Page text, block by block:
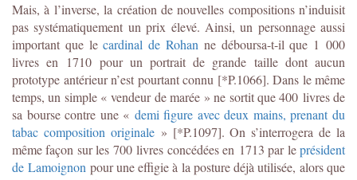
Mais, à l’inverse, la création de nouvelles compositions n’induisit
pas systématiquement un prix élevé. Ainsi, un personnage aussi
important que lecardinal de Rohan ne déboursa-t-il que 1 000
livres en 1710 pour un portrait de grande taille dont aucun
prototype antérieur n’est pourtant connu [*P.1066]. Dans le même
temps, un simple « vendeur de marée » ne sortit que 400 livres de
sa bourse contre une « demi figure avec deux mains, prenant du
tabac composition originale» [*P.1097]. On s’interrogera de la
même façon sur les 700 livres concédées en 1713 par leprésident
de Lamoignon pour une effigie à la posture déjà utilisée, alors que